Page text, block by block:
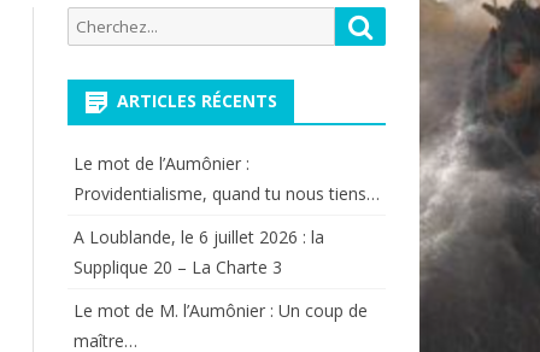
Recherche
pour:
Rechercher
ARTICLES RÉCENTS
Le mot de l’Aumônier :
Providentialisme, quand tu nous tiens…
A Loublande, le 6 juillet 2026 : la
Supplique 20 – La Charte 3
Le mot de M. l’Aumônier : Un coup de
maître…